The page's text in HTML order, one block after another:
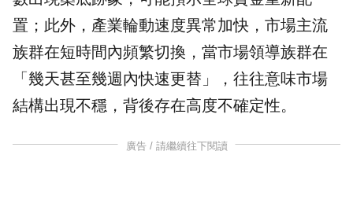
置；此外，產業輪動速度異常加快，市場主流
族群在短時間內頻繁切換，當市場領導族群在
「幾天甚至幾週內快速更替」，往往意味市場
結構出現不穩，背後存在高度不確定性。
廣告 / 請繼續往下閱讀